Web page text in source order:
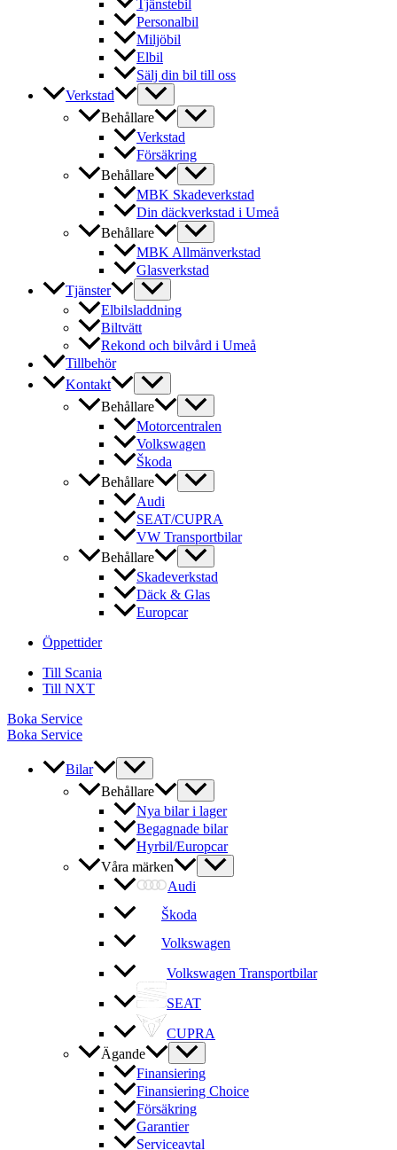
Tjänstebil
Personalbil
Miljöbil
Elbil
Sälj din bil till oss
Verkstad
Behållare
Verkstad
Försäkring
Behållare
MBK Skadeverkstad
Din däckverkstad i Umeå
Behållare
MBK Allmänverkstad
Glasverkstad
Tjänster
Elbilsladdning
Biltvätt
Rekond och bilvård i Umeå
Tillbehör
Kontakt
Behållare
Motorcentralen
Volkswagen
Škoda
Behållare
Audi
SEAT/CUPRA
VW Transportbilar
Behållare
Skadeverkstad
Däck & Glas
Europcar
Öppettider
Till Scania
Till NXT
Boka Service
Boka Service
Bilar
Behållare
Nya bilar i lager
Begagnade bilar
Hyrbil/Europcar
Våra märken
Audi
Škoda
Volkswagen
Volkswagen Transportbilar
SEAT
CUPRA
Ägande
Finansiering
Finansiering Choice
Försäkring
Garantier
Serviceavtal